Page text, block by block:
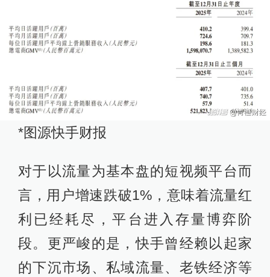
*图源快手财报
对于以流量为基本盘的短视频平台而
言，用户增速跌破1%，意味着流量红
利已经耗尽，平台进入存量博弈阶
段。更严峻的是，快手曾经赖以起家
的下沉市场、私域流量、老铁经济等